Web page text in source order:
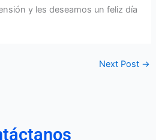
y les deseamos un feliz día
Next Post →